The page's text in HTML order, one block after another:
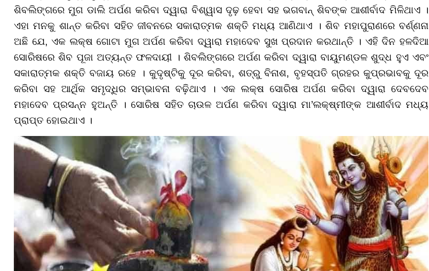
ଶିବଲିଙ୍ଗରେ ମୁଗ ଡାଲି ଅର୍ପଣ କରିବା ଦ୍ୱାରା ବିଶ୍ୱାସ ଦୃଢ଼ ହେବା ସହ ଭଗବାନ୍ ଶିବଙ୍କ ଆଶୀର୍ବାଦ ମିଳିଥାଏ ।
ଏହା ମନକୁ ଶାନ୍ତ କରିବା ସହିତ ଜୀବନରେ ସକାରାତ୍ମକ ଶକ୍ତି ମଧ୍ୟ ଆଣିଥାଏ । ଶିବ ମହାପୁରାଣରେ ବର୍ଣ୍ଣନା
ଅଛି ଯେ, ଏକ ଲକ୍ଷ ଗୋଟା ମୁଗ ଅର୍ପଣ କରିବା ଦ୍ୱାରା ମହାଦେବ ସୁଖ ପ୍ରଦାନ କରଥାନ୍ତି । ଏହି ଦିନ ହଳଦିଆ
ସୋରିଷରେ ଶିବ ପୂଜା ଅତ୍ୟନ୍ତ ଫଳଦାୟୀ । ଶିବଲିଙ୍ଗରେ ଅର୍ପଣ କରିବା ଦ୍ୱାରା ବାୟୁମଣ୍ଡଳ ଶୁଦ୍ଧ ହୁଏ ଏବଂ
ସକାରାତ୍ମକ ଶକ୍ତି ବଜାୟ ରହେ । କୁଦୃଷ୍ଟିକୁ ଦୂର କରିବା, ଶତ୍ରୁ ବିନାଶ, ବୃହସ୍ପତି ଗ୍ରହର କୁପ୍ରଭାବକୁ ଦୂର
କରିବା ସହ ଆର୍ଥିକ ସମୃଦ୍ଧିର ସମ୍ଭାବନା ବଢ଼ିଥାଏ । ଏକ ଲକ୍ଷ ସୋରିଷ ଅର୍ପଣ କରିବା ଦ୍ୱାରା ଦେବଦେବ
ମହାଦେବ ପ୍ରସନ୍ନ ହୁଅନ୍ତି । ସୋରିଷ ସହିତ ଚାଉଳ ଅର୍ପଣ କରିବା ଦ୍ୱାରା ମା’ଲକ୍ଷ୍ମୀଙ୍କ ଆଶୀର୍ବାଦ ମଧ୍ୟ
ପ୍ରାପ୍ତ ହୋଇଥାଏ ।